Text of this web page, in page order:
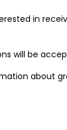
in
will be
about